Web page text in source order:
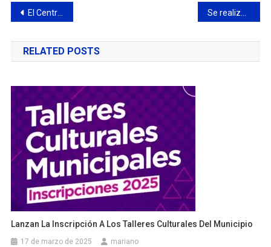
Navegación
de
entradas
El Centro de Desarrollo Infantil recibió la visita de los Bomberos Voluntarios Se realizan trabajos sobre la red de agua
RELATED POSTS
Lanzan La Inscripción A Los Talleres Culturales Del Municipio
17 de marzo de 2025 mariano